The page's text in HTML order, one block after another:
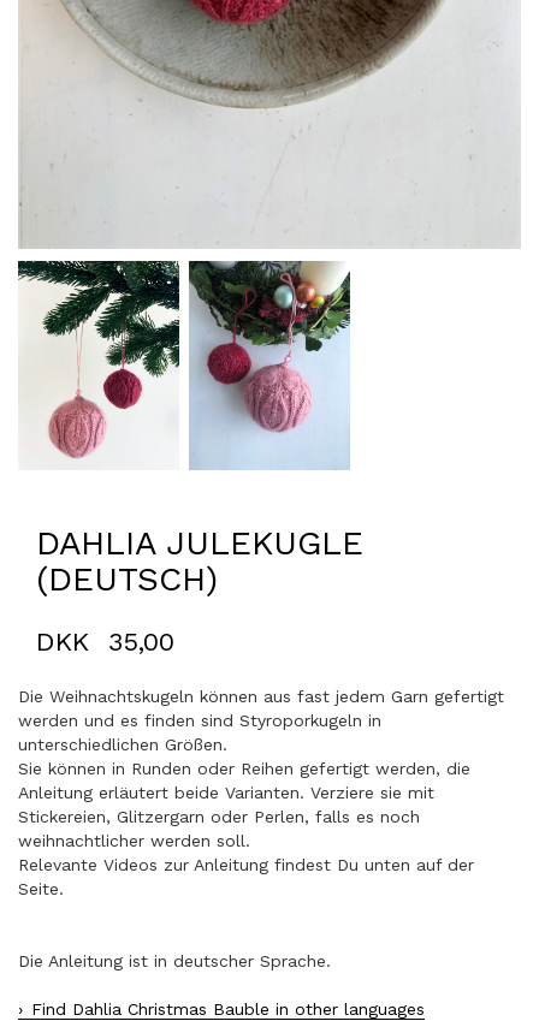
DAHLIA JULEKUGLE
(DEUTSCH)
DKK 35,00
Die Weihnachtskugeln können aus fast jedem Garn gefertigt
werden und es finden sind Styroporkugeln in
unterschiedlichen Größen.
Sie können in Runden oder Reihen gefertigt werden, die
Anleitung erläutert beide Varianten. Verziere sie mit
Stickereien, Glitzergarn oder Perlen, falls es noch
weihnachtlicher werden soll.
Relevante Videos zur Anleitung findest Du unten auf der
Seite.
Die Anleitung ist in deutscher Sprache.
Find Dahlia Christmas Bauble in other languages